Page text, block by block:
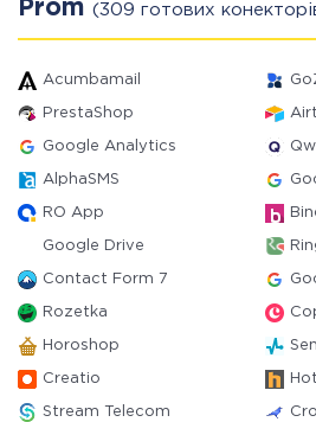
Prom (309 готових
Acumbamail
PrestaShop
Google Analytics
AlphaSMS
RO App
Google Drive
Contact Form 7
Rozetka
Horoshop
Creatio
Stream Telecom